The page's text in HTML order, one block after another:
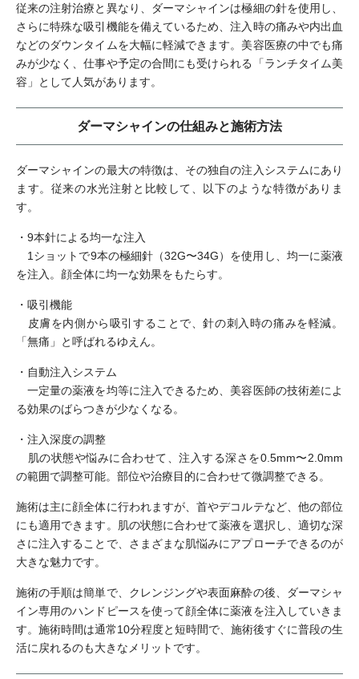
従来の注射治療と異なり、ダーマシャインは極細の針を使用し、
さらに特殊な吸引機能を備えているため、注入時の痛みや内出血
などのダウンタイムを大幅に軽減できます。美容医療の中でも痛
みが少なく、仕事や予定の合間にも受けられる「ランチタイム美
容」として人気があります。
ダーマシャインの仕組みと施術方法
ダーマシャインの最大の特徴は、その独自の注入システムにあり
ます。従来の水光注射と比較して、以下のような特徴がありま
す。
・9本針による均一な注入
1ショットで9本の極細針（32G〜34G）を使用し、均一に薬液
を注入。顔全体に均一な効果をもたらす。
・吸引機能
皮膚を内側から吸引することで、針の刺入時の痛みを軽減。
「無痛」と呼ばれるゆえん。
・自動注入システム
一定量の薬液を均等に注入できるため、美容医師の技術差によ
る効果のばらつきが少なくなる。
・注入深度の調整
肌の状態や悩みに合わせて、注入する深さを0.5mm〜2.0mm
の範囲で調整可能。部位や治療目的に合わせて微調整できる。
施術は主に顔全体に行われますが、首やデコルテなど、他の部位
にも適用できます。肌の状態に合わせて薬液を選択し、適切な深
さに注入することで、さまざまな肌悩みにアプローチできるのが
大きな魅力です。
施術の手順は簡単で、クレンジングや表面麻酔の後、ダーマシャ
イン専用のハンドピースを使って顔全体に薬液を注入していきま
す。施術時間は通常10分程度と短時間で、施術後すぐに普段の生
活に戻れるのも大きなメリットです。